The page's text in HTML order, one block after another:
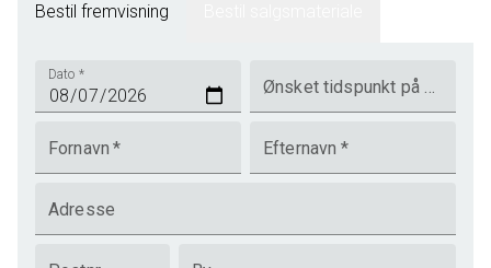
Bestil fremvisning
Dato *
Ønsket tidspunkt på dagen
Fornavn * Efternavn *
Adresse